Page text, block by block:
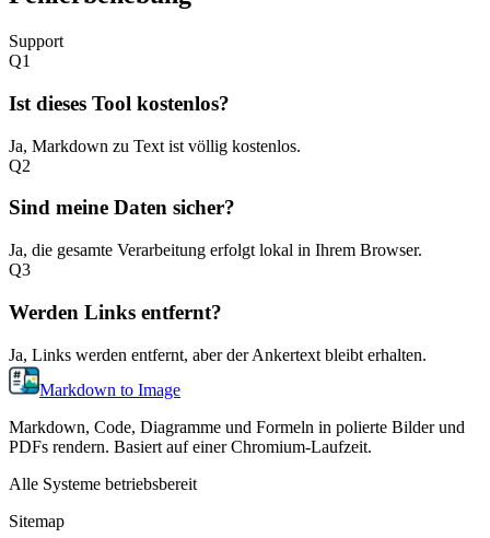
Support
Q1
Ist dieses Tool kostenlos?
Ja, Markdown zu Text ist völlig kostenlos.
Q2
Sind meine Daten sicher?
Ja, die gesamte Verarbeitung erfolgt lokal in Ihrem Browser.
Q3
Werden Links entfernt?
Ja, Links werden entfernt, aber der Ankertext bleibt erhalten.
Markdown to Image
Markdown, Code, Diagramme und Formeln in polierte Bilder und
PDFs rendern. Basiert auf einer Chromium-Laufzeit.
Alle Systeme betriebsbereit
Sitemap